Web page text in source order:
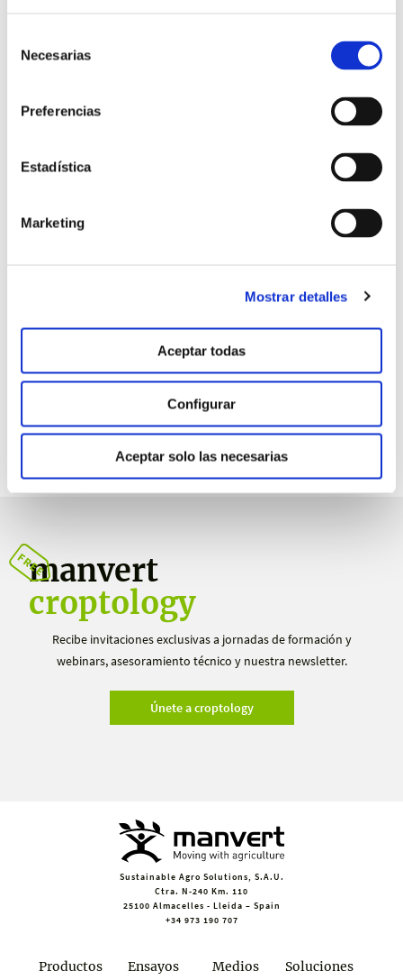
Necesarias
Preferencias
Estadística
Marketing
Mostrar detalles
Aceptar todas
Configurar
Aceptar solo las necesarias
manvert
croptology
Recibe invitaciones exclusivas a jornadas de formación y
webinars, asesoramiento técnico y nuestra newsletter.
Únete a croptology
Sustainable Agro Solutions, S.A.U.
Ctra. N-240 Km. 110
25100 Almacelles - Lleida – Spain
+34 973 190 707
Productos Ensayos Medios Soluciones